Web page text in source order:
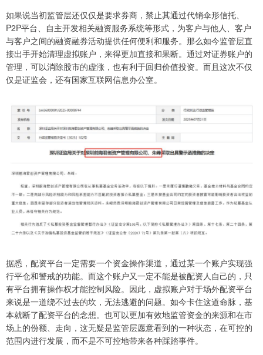
如果说当初监管层还仅仅是要求券商，禁止其通过代销伞形信托、
P2P平台、自主开发相关融资服务系统等形式，为客户与他人、客户
与客户之间的融资融券活动提供任何便利和服务。那么如今监管层直
接出手开始清理虚拟账户，来得更加直接和果断。通过对证券账户的
管理，可以消除股市的虚涨，也有利于回归价值投资。而且这次不仅
仅是证监会，还有国家互联网信息办公室。
据悉，配资平台一定需要一个资金操作渠道，通过某一个账户实现强
行平仓和警戒的功能。而这个账户又一定不能是被配资人自己的，只
有平台拥有操作权才能控制风险。因此，虚拟账户对于场外配资平台
来说是一道绕不过去的坎，无法逃避的问题。如今卡住这道命脉，基
本就断了配资平台的念想。也可以更加有效地监管资金的来源和在市
场上的份额、走向，这无疑是监管层愿意看到的一种状态，在可控的
范围内进行发展，而不是不可控地带来各种踩踏事件。